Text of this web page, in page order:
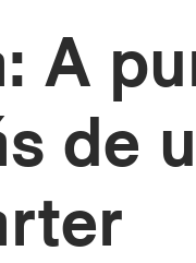
A
de